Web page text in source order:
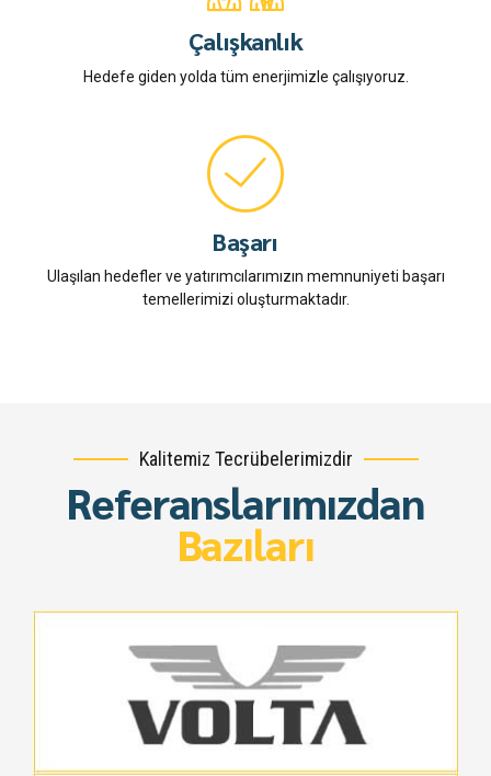
Çalışkanlık
Hedefe giden yolda tüm enerjimizle çalışıyoruz.
Başarı
Ulaşılan hedefler ve yatırımcılarımızın memnuniyeti başarı
temellerimizi oluşturmaktadır.
Kalitemiz Tecrübelerimizdir
Referanslarımızdan
Bazıları